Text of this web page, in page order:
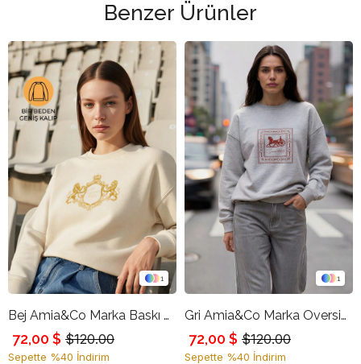
Benzer Ürünler
1
Bej Amia&Co Marka Baskı Detaylı Sweatshirt
$120.00
72,00 $
Sepette %40 İndirim
1
Gri Amia&Co Marka Oversize Baskılı Sweatshirt
$120.00
72,00 $
Sepette %40 İndirim